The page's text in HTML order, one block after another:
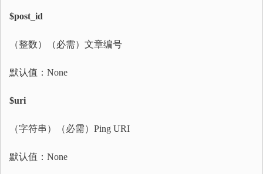
$post_id
（整数）（必需）文章编号
默认值：None
$uri
（字符串）（必需）Ping URI
默认值：None